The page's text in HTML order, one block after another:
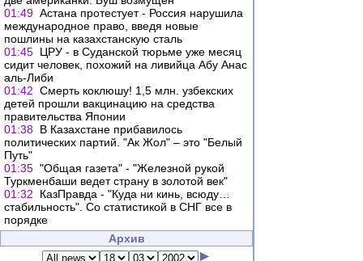
01:49 Астана протестует - Россия нарушила
международное право, введя новые
пошлины на казахстанскую сталь
01:45 ЦРУ - в Суданской тюрьме уже месяц
сидит человек, похожий на ливийца Абу Анас
аль-Либи
01:42 Смерть коклюшу! 1,5 млн. узбекских
детей прошли вакцинацию на средства
правительства Японии
01:38 В Казахстане прибавилось
политических партий. "Ак Жол" – это "Белый
Путь"
01:35 "Общая газета" - "Железной рукой
Туркменбаши ведет страну в золотой век"
01:32
КазПравда - "Куда ни кинь, всюду…
стабильность". Со статистикой в СНГ все в
порядке
Архив